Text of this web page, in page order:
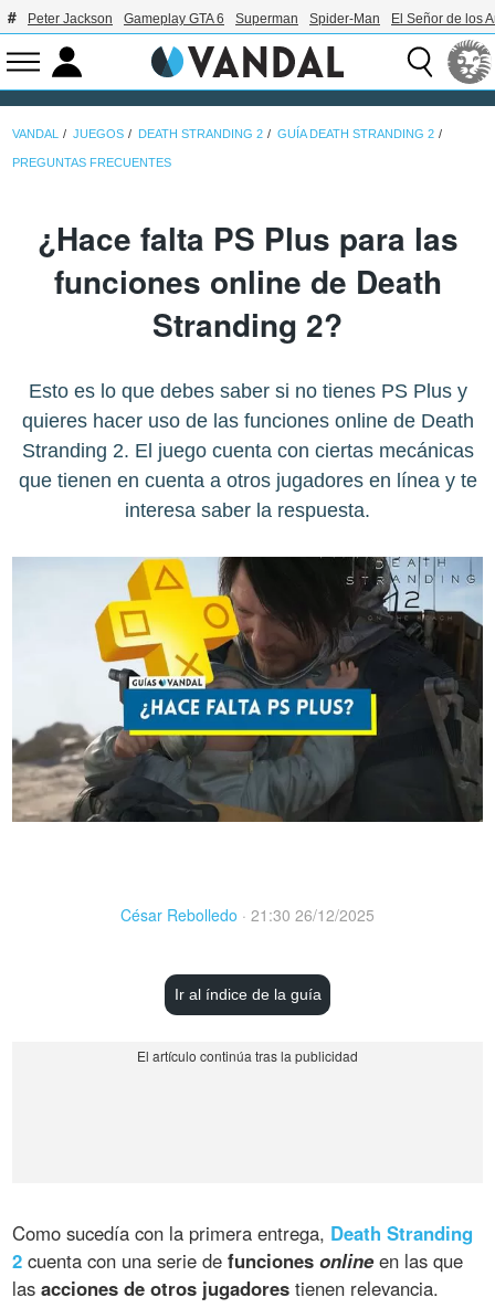
Peter Jackson Gameplay GTA 6 Superman Spider-Man El Señor de los
VANDAL JUEGOS DEATH STRANDING 2 GUÍA DEATH STRANDING 2
PREGUNTAS FRECUENTES
¿Hace falta PS Plus para las
funciones online de Death
Stranding 2?
Esto es lo que debes saber si no tienes PS Plus y
quieres hacer uso de las funciones online de Death
Stranding 2. El juego cuenta con ciertas mecánicas
que tienen en cuenta a otros jugadores en línea y te
interesa saber la respuesta.
César Rebolledo · 21:30 26/12/2025
Ir al índice de la guía
Como sucedía con la primera entrega, Death Stranding
2 cuenta con una serie defuncionesonlineen las que
lasacciones de otros jugadores tienen relevancia.